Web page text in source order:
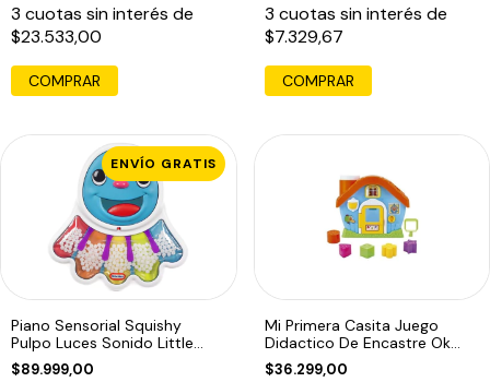
3 cuotas sin interés de
$23.533,00
COMPRAR
3 cuotas sin interés de
$7.329,67
COMPRAR
ENVÍO GRATIS
Piano Sensorial Squishy
Pulpo Luces Sonido Little
Tikes
$89.999,00
Mi Primera Casita Juego
Didactico De Encastre Ok
Baby
$36.299,00